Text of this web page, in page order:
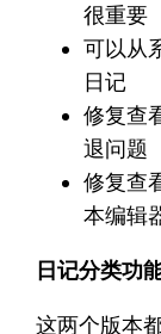
很重要
可以从
日记
修复查
退问题
修复查
本编辑
日记分类功
这两个版本